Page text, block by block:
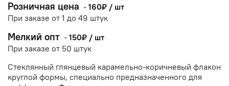
Розничная цена - 160₽ / шт
При заказе от 1 до 49 штук
Мелкий опт - 150₽ / шт
При заказе от 50 штук
Стеклянный глянцевый карамельно-коричневый флакон
круглой формы, специально предназначенного для